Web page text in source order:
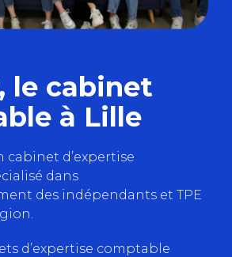
le cabinet
à Lille
cabinet d’expertise
dans
des indépendants et TPE
d’expertise comptable